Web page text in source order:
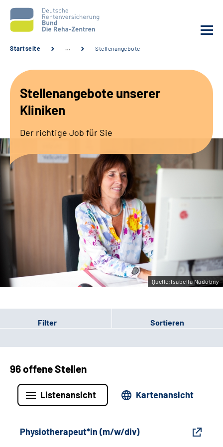
Unsere Kliniken
Sozialdienste & Zuweisende
Erweiterte Suche
Gebärdensprache
Leichte Sprache
Startseite … Stellenangebote
Stellenangebote unserer
Kliniken
Der richtige Job für Sie
Quelle:Isabella Nadobny
Filter Sortieren
96 offene Stellen
Listenansicht Kartenansicht
Physiotherapeut*in (m/w/div)